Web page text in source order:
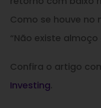
Como se houve no
“Não existe almoço
Confira o artigo
Investing.